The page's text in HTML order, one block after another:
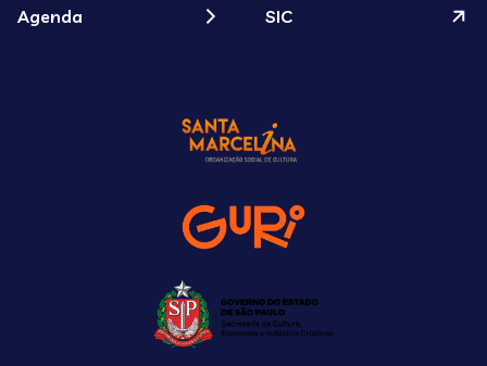
Agenda SIC